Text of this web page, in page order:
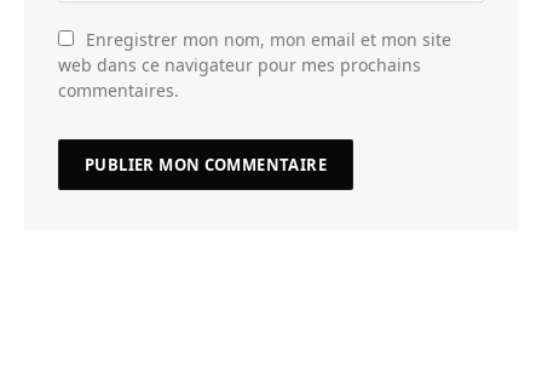
Enregistrer mon nom, mon email et mon site
web dans ce navigateur pour mes prochains
commentaires.